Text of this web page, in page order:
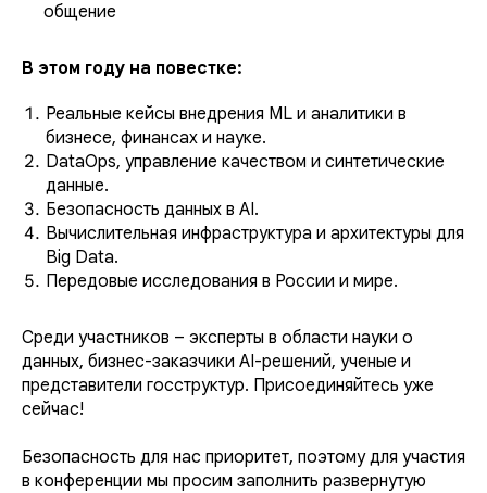
общение
В этом году на повестке:
Реальные кейсы внедрения ML и аналитики в
бизнесе, финансах и науке.
DataOps, управление качеством и синтетические
данные.
Безопасность данных в AI.
Вычислительная инфраструктура и архитектуры для
Big Data.
Передовые исследования в России и мире.
Среди участников – эксперты в области науки о
данных, бизнес-заказчики AI-решений, ученые и
представители госструктур. Присоединяйтесь уже
сейчас!
Безопасность для нас приоритет, поэтому для участия
в конференции мы просим заполнить развернутую